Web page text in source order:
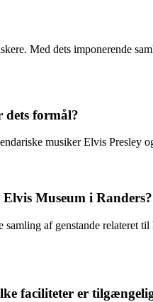
Med dets imponerende
dets formål?
musiker Elvis Presley
Elvis Museum i Randers?
af genstande
faciliteter er